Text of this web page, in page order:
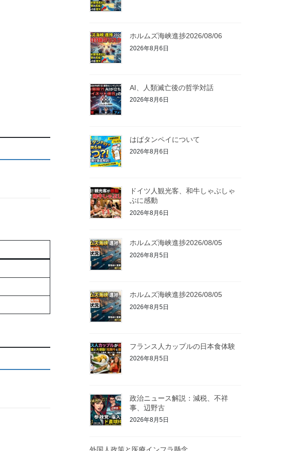
ホルムズ海峡進捗2026/08/06
2026年8月6日
AI、人類滅亡後の哲学対話
2026年8月6日
はばタンペイについて
2026年8月6日
ドイツ人観光客、和牛しゃぶしゃ
ぶに感動
2026年8月6日
ホルムズ海峡進捗2026/08/05
2026年8月5日
ホルムズ海峡進捗2026/08/05
2026年8月5日
フランス人カップルの日本食体験
2026年8月5日
政治ニュース解説：減税、不祥
事、辺野古
2026年8月5日